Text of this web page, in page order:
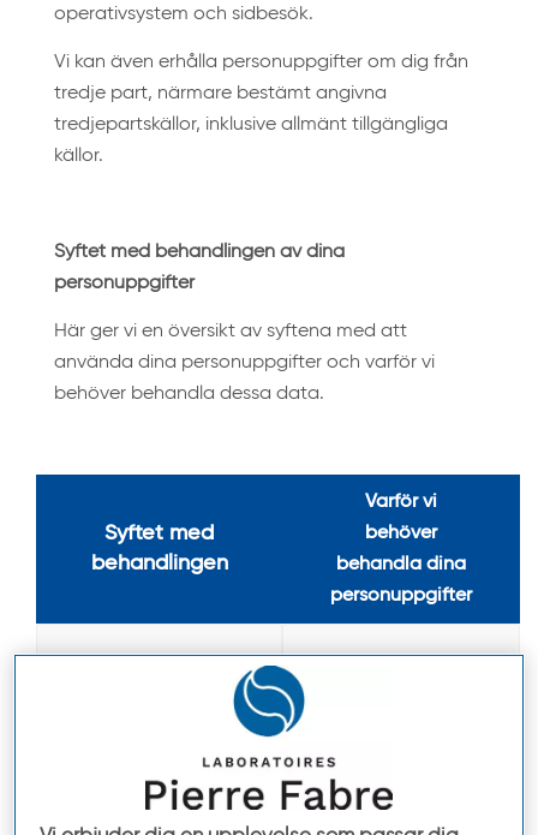
operativsystem och sidbesök.
Vi kan även erhålla personuppgifter om dig från
tredje part, närmare bestämt angivna
tredjepartskällor, inklusive allmänt tillgängliga
källor.
Syftet med behandlingen av dina
personuppgifter
Här ger vi en översikt av syftena med att
använda dina personuppgifter och varför vi
behöver behandla dessa data.
Syftet med
behandlingen
Varför vi
behöver
behandla dina
personuppgifter
behandla dina
(fullgöra ett avtal)